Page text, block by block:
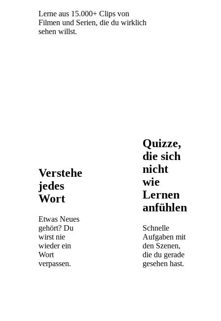
Lerne aus 15.000+ Clips von
Filmen und Serien, die du wirklich
sehen willst.
Verstehe
jedes
Wort
Etwas Neues
gehört? Du
wirst nie
wieder ein
Wort
verpassen.
Quizze,
die sich
nicht
wie
Lernen
anfühlen
Schnelle
Aufgaben mit
den Szenen,
die du gerade
gesehen hast.